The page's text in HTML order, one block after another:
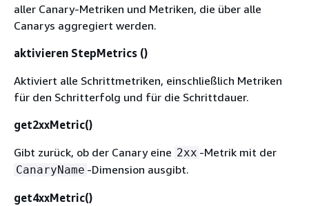
aller Canary-Metriken und Metriken, die über alle
Canarys aggregiert werden.
aktivieren StepMetrics ()
Aktiviert alle Schrittmetriken, einschließlich Metriken
für den Schritterfolg und für die Schrittdauer.
get2xxMetric()
Gibt zurück, ob der Canary eine 2xx -Metrik mit der
CanaryName -Dimension ausgibt.
get4xxMetric()